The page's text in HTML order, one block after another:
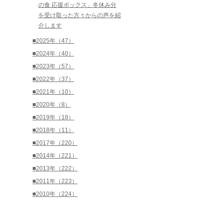
の食 応援ボックス」冬休み分
を受け取った方々からの声を紹
介します
■2025年（47）
■2024年（40）
■2023年（57）
■2022年（37）
■2021年（10）
■2020年（8）
■2019年（18）
■2018年（11）
■2017年（220）
■2014年（221）
■2013年（222）
■2011年（223）
■2010年（224）